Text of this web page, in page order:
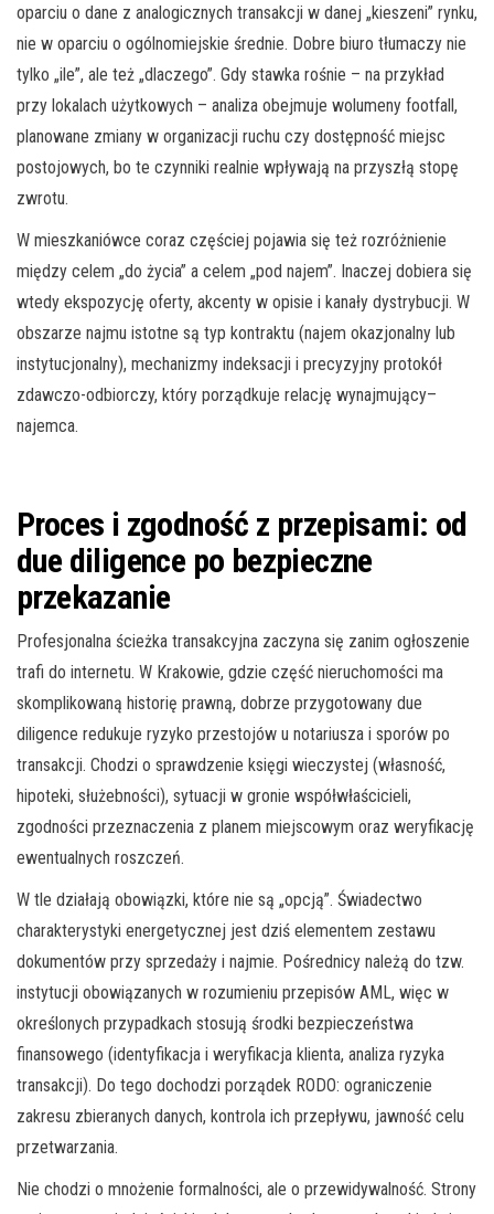
oparciu o dane z analogicznych transakcji w danej „kieszeni” rynku,
nie w oparciu o ogólnomiejskie średnie. Dobre biuro tłumaczy nie
tylko „ile”, ale też „dlaczego”. Gdy stawka rośnie – na przykład
przy lokalach użytkowych – analiza obejmuje wolumeny footfall,
planowane zmiany w organizacji ruchu czy dostępność miejsc
postojowych, bo te czynniki realnie wpływają na przyszłą stopę
zwrotu.
W mieszkaniówce coraz częściej pojawia się też rozróżnienie
między celem „do życia” a celem „pod najem”. Inaczej dobiera się
wtedy ekspozycję oferty, akcenty w opisie i kanały dystrybucji. W
obszarze najmu istotne są typ kontraktu (najem okazjonalny lub
instytucjonalny), mechanizmy indeksacji i precyzyjny protokół
zdawczo-odbiorczy, który porządkuje relację wynajmujący–
najemca.
Proces i zgodność z przepisami: od
due diligence po bezpieczne
przekazanie
Profesjonalna ścieżka transakcyjna zaczyna się zanim ogłoszenie
trafi do internetu. W Krakowie, gdzie część nieruchomości ma
skomplikowaną historię prawną, dobrze przygotowany due
diligence redukuje ryzyko przestojów u notariusza i sporów po
transakcji. Chodzi o sprawdzenie księgi wieczystej (własność,
hipoteki, służebności), sytuacji w gronie współwłaścicieli,
zgodności przeznaczenia z planem miejscowym oraz weryfikację
ewentualnych roszczeń.
W tle działają obowiązki, które nie są „opcją”. Świadectwo
charakterystyki energetycznej jest dziś elementem zestawu
dokumentów przy sprzedaży i najmie. Pośrednicy należą do tzw.
instytucji obowiązanych w rozumieniu przepisów AML, więc w
określonych przypadkach stosują środki bezpieczeństwa
finansowego (identyfikacja i weryfikacja klienta, analiza ryzyka
transakcji). Do tego dochodzi porządek RODO: ograniczenie
zakresu zbieranych danych, kontrola ich przepływu, jawność celu
przetwarzania.
Nie chodzi o mnożenie formalności, ale o przewidywalność. Strony